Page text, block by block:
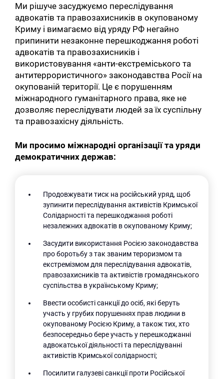
Ми рішуче засуджуємо переслідування
адвокатів та правозахисників в окупованому
Криму і вимагаємо від уряду РФ негайно
припинити незаконне перешкоджання роботі
адвокатів та правозахисників і
використовування «анти-екстреміського та
антитеррористичного» законодавства Росії на
окупованій території. Це є порушенням
міжнародного гуманітарного права, яке не
дозволяє переслідувати людей за їх суспільну
та правозахісну діяльність.
Ми просимо міжнародні організації та уряди
демократичних держав:
Продовжувати тиск на російський уряд, щоб
зупинити переслідування активістів Кримської
Солідарності та перешкоджання роботі
незалежних адвокатів в окупованому Криму;
Засудити використання Росією законодавства
про боротьбу з так званим тероризмом та
екстремізмом для переслідування адвокатів,
правозахисників та активістів громадянського
суспільства в українському Криму;
Ввести особисті санкції до осіб, які беруть
участь у грубих порушеннях прав людини в
окупованому Росією Криму, а також тих, хто
безпосередньо бере участь у перешкоджанні
адвокатської діяльності та переслідуванні
активістів Кримської солідарності;
Посилити галузеві санкції проти Російської